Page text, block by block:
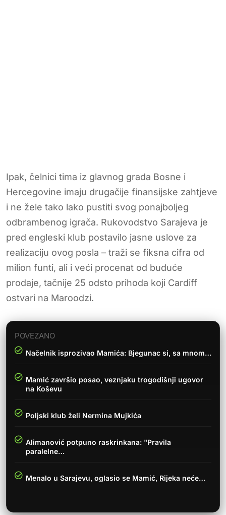
Ipak, čelnici tima iz glavnog grada Bosne i
Hercegovine imaju drugačije finansijske zahtjeve
i ne žele tako lako pustiti svog ponajboljeg
odbrambenog igrača. Rukovodstvo Sarajeva je
pred engleski klub postavilo jasne uslove za
realizaciju ovog posla – traži se fiksna cifra od
milion funti, ali i veći procenat od buduće
prodaje, tačnije 25 odsto prihoda koji Cardiff
ostvari na Maroodzi.
POVEZANO
Načelnik isprozivao Mamića: Bjegunac si, sa mnom…
Mamić završio posao, veznjaku trogodišnji ugovor
na Koševu
Poljski klub želi Nermina Mujkića
Alimanović potpuno raskrinkana: "Pravila
paralelne…
Menalo u Sarajevu, oglasio se Mamić, Rijeka neće…